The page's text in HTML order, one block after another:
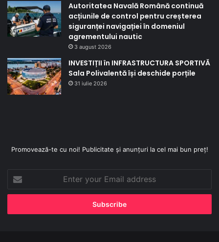
Autoritatea Navală Română continuă
acțiunile de control pentru creșterea
siguranței navigației în domeniul
agrementului nautic
3 august 2026
INVESTIȚII în INFRASTRUCTURA SPORTIVĂ
Sala Polivalentă își deschide porțile
31 iulie 2026
Promovează-te cu noi! Publicitate și anunțuri la cel mai bun preț!
your
Email